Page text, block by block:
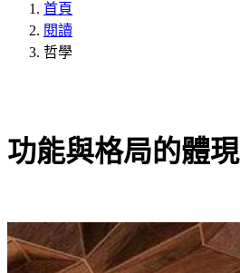
首頁
閱讀
哲學
功能與格局的體現